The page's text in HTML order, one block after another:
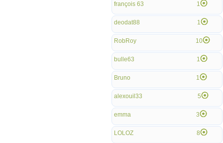
françois 63 1
deodat88 1
RobRoy 10
bulle63 1
Bruno 1
alexouil33 5
emma 3
LOLOZ 8